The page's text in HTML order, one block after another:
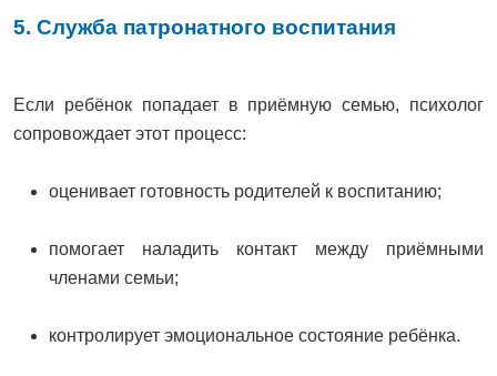
5. Служба патронатного воспитания
Если ребёнок попадает в приёмную семью, психолог
сопровождает этот процесс:
оценивает готовность родителей к воспитанию;
помогает наладить контакт между приёмными
членами семьи;
контролирует эмоциональное состояние ребёнка.